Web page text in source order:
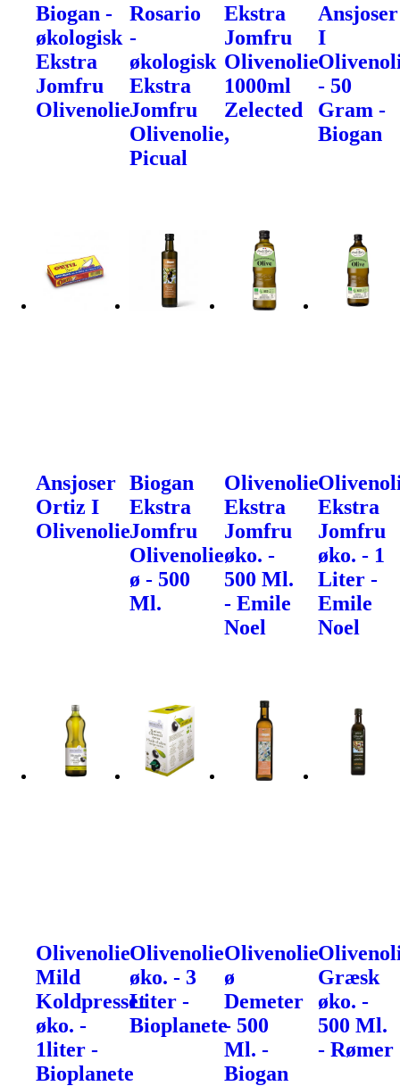
Biogan -
økologisk
Ekstra
Jomfru
Olivenolie
Rosario
-
økologisk
Ekstra
Jomfru
Olivenolie,
Picual
Ekstra
Jomfru
Olivenolie
1000ml
Zelected
Ansjoser
I
- 50
Gram -
Biogan
Ansjoser
Ortiz I
Olivenolie
Biogan
Ekstra
Jomfru
Olivenolie
ø - 500
Ml.
Olivenolie
Ekstra
Jomfru
øko. -
500 Ml.
- Emile
Noel
Ekstra
Jomfru
øko. - 1
Liter -
Emile
Noel
Olivenolie
Mild
Koldpresset
øko. -
1liter -
Bioplanete
Olivenolie
øko. - 3
Liter -
Bioplanete
Olivenolie
ø
Demeter
- 500
Ml. -
Biogan
Græsk
øko. -
500 Ml.
- Rømer